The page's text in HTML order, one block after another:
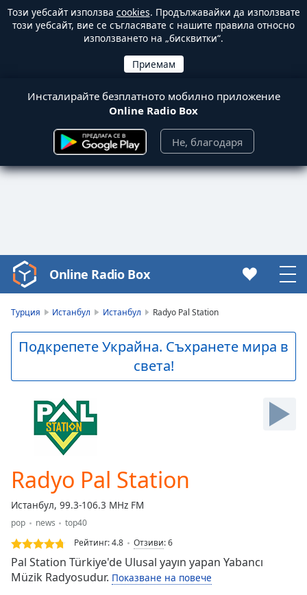
Този уебсайт използва cookies. Продължавайки да използвате
този уебсайт, вие се съгласявате с нашите правила относно
използването на „бисквитки“.
Инсталирайте безплатното мобилно приложение
Online Radio Box
Не, благодаря
Video
Player
Play
Video
Skip
Forward
-:-
Loaded:
0.00%
Stream
Type LIVE
Seek to
live,
Online Radio Box
Турция Истанбул Истанбул Radyo Pal Station
Подкрепете Украйна. Съхранете мира в
света!
Radyo Pal Station
Истанбул, 99.3-106.3 MHz FM
pop news
top40
Рейтинг:4.8 Отзиви:6
Pal Station Türkiye'de Ulusal yayın yapan Yabancı
Müzik Radyosudur. Показване на повече